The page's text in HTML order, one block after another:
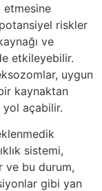
etmesine
riskler
ve
etkileyebilir.
uygun
kaynaktan
açabilir.
sistemi,
ve bu durum,
gibi yan